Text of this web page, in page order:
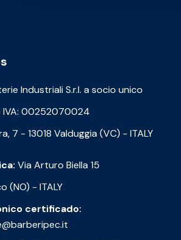
Industriali S.r.l. a socio unico
IVA: 00252070024
7 - 13018 Valduggia (VC) - ITALY
Via Arturo Biella 15
(NO) - ITALY
certificado: